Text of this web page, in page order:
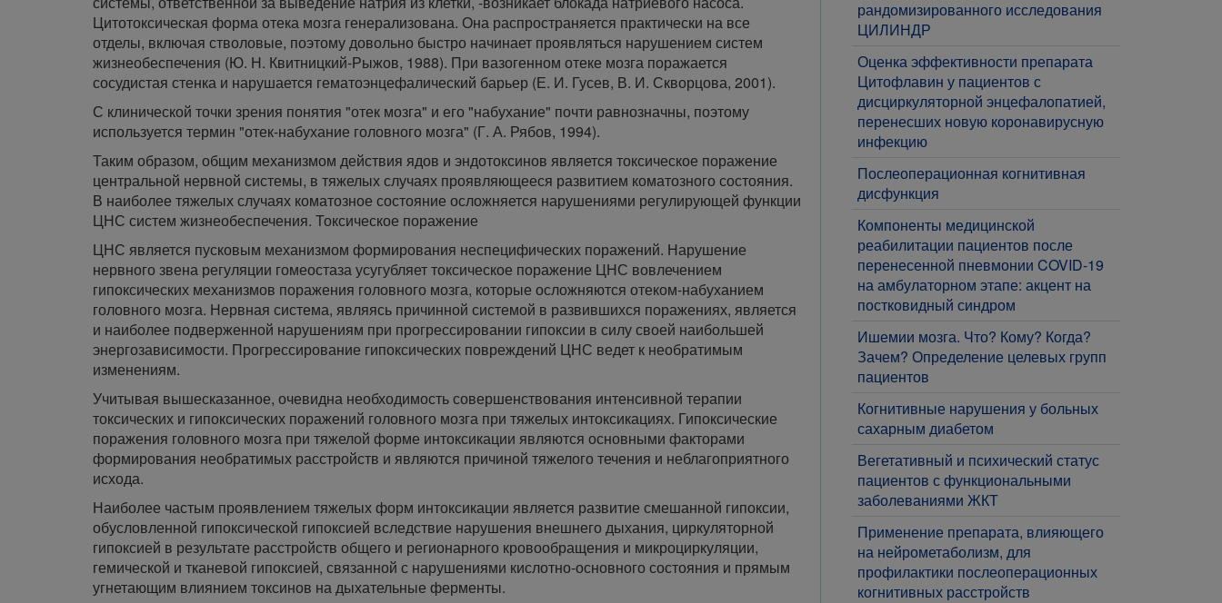
Цитотоксическая форма отека мозга генерализована. Она распространяется практически на все
отделы, включая стволовые, поэтому довольно быстро начинает проявляться нарушением систем
жизнеобеспечения (Ю. Н. Квитницкий-Рыжов, 1988). При вазогенном отеке мозга поражается
сосудистая стенка и нарушается гематоэнцефалический барьер (Е. И. Гусев, В. И. Скворцова, 2001).
С клинической точки зрения понятия "отек мозга" и его "набухание" почти равнозначны, поэтому
используется термин "отек-набухание головного мозга" (Г. А. Рябов, 1994).
Таким образом, общим механизмом действия ядов и эндотоксинов является токсическое поражение
центральной нервной системы, в тяжелых случаях проявляющееся развитием коматозного состояния.
В наиболее тяжелых случаях коматозное состояние осложняется нарушениями регулирующей функции
ЦНС систем жизнеобеспечения. Токсическое поражение
ЦНС является пусковым механизмом формирования неспецифических поражений. Нарушение
нервного звена регуляции гомеостаза усугубляет токсическое поражение ЦНС вовлечением
гипоксических механизмов поражения головного мозга, которые осложняются отеком-набуханием
головного мозга. Нервная система, являясь причинной системой в развившихся поражениях, является
и наиболее подверженной нарушениям при прогрессировании гипоксии в силу своей наибольшей
энергозависимости. Прогрессирование гипоксических повреждений ЦНС ведет к необратимым
изменениям.
Учитывая вышесказанное, очевидна необходимость совершенствования интенсивной терапии
токсических и гипоксических поражений головного мозга при тяжелых интоксикациях. Гипоксические
поражения головного мозга при тяжелой форме интоксикации являются основными факторами
формирования необратимых расстройств и являются причиной тяжелого течения и неблагоприятного
исхода.
Наиболее частым проявлением тяжелых форм интоксикации является развитие смешанной гипоксии,
обусловленной гипоксической гипоксией вследствие нарушения внешнего дыхания, циркуляторной
гипоксией в результате расстройств общего и регионарного кровообращения и микроциркуляции,
гемической и тканевой гипоксией, связанной с нарушениями кислотно-основного состояния и прямым
угнетающим влиянием токсинов на дыхательные ферменты.
рандомизированного исследования
ЦИЛИНДР
​Оценка эффективности препарата
Цитофлавин у пациентов с
дисциркуляторной энцефалопатией,
перенесших новую коронавирусную
инфекцию
​Послеоперационная когнитивная
дисфункция
Компоненты медицинской
реабилитации пациентов после
перенесенной пневмонии COVID-19
на амбулаторном этапе: акцент на
постковидный синдром
​Ишемии мозга. Что? Кому? Когда?
Зачем? Определение целевых групп
пациентов
​Когнитивные нарушения у больных
сахарным диабетом
​Вегетативный и психический статус
пациентов с функциональными
заболеваниями ЖКТ
​Применение препарата, влияющего
на нейрометаболизм, для
профилактики послеоперационных
когнитивных расстройств